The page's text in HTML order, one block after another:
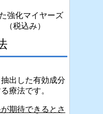
強化マイヤーズ
税込み）
出した有効成分
療法です。
期待できるとさ